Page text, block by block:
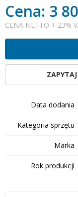
Cena: 3
CENA NETTO + 23%
Data dodania
Kategoria sprzętu
Marka
Rok produkcji